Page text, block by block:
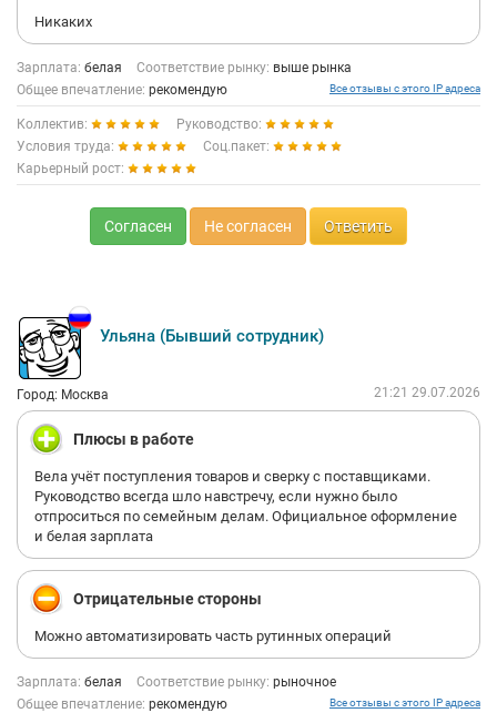
Никаких
Зарплата: белая Соответствие рынку: выше рынка
Общее впечатление: рекомендую Все отзывы с этого IP адреса
Коллектив:
Руководство:
Условия труда:
Соц.пакет:
Карьерный рост:
Согласен Не согласен Ответить
Ульяна (Бывший сотрудник)
Город: Москва 21:21 29.07.2026
Плюсы в работе
Вела учёт поступления товаров и сверку с поставщиками.
Руководство всегда шло навстречу, если нужно было
отпроситься по семейным делам. Официальное оформление
и белая зарплата
Отрицательные стороны
Можно автоматизировать часть рутинных операций
Зарплата: белая Соответствие рынку: рыночное
Общее впечатление: рекомендую Все отзывы с этого IP адреса